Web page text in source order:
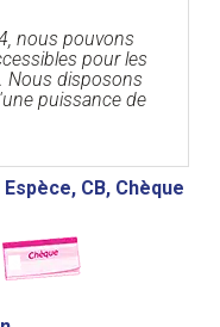
nous pouvons
pour les
Nous disposons
puissance de
CB, Chèque